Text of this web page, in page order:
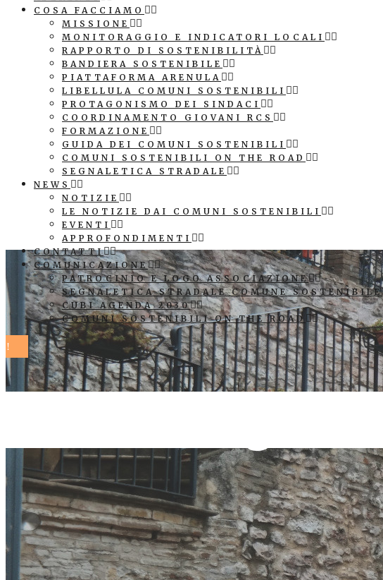
COSA FACCIAMO
MISSIONE
MONITORAGGIO E INDICATORI LOCALI
RAPPORTO DI SOSTENIBILITÀ
BANDIERA SOSTENIBILE
PIATTAFORMA ARENULA
LIBELLULA COMUNI SOSTENIBILI
PROTAGONISMO DEI SINDACI
COORDINAMENTO GIOVANI RCS
FORMAZIONE
GUIDA DEI COMUNI SOSTENIBILI
COMUNI SOSTENIBILI ON THE ROAD
SEGNALETICA STRADALE
NEWS
NOTIZIE
LE NOTIZIE DAI COMUNI SOSTENIBILI
EVENTI
APPROFONDIMENTI
CONTATTI
COMUNICAZIONE
PATROCINIO E LOGO ASSOCIAZIONE
SEGNALETICA STRADALE COMUNE SOSTENIBILE
CUBI AGENDA 2030
COMUNI SOSTENIBILI ON THE ROAD